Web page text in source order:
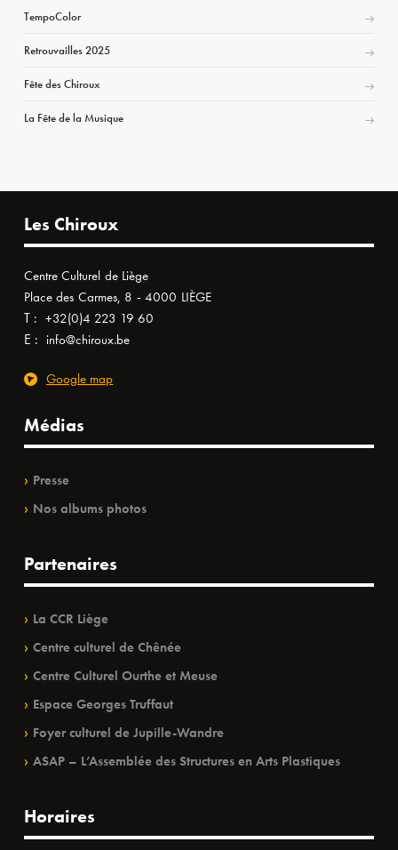
TempoColor
Retrouvailles 2025
Fête des Chiroux
La Fête de la Musique
Les Chiroux
Centre Culturel de Liège
Place des Carmes, 8 - 4000 LIÈGE
T : +32(0)4 223 19 60
E : info@chiroux.be
Google map
Médias
Presse
Nos albums photos
Partenaires
La CCR Liège
Centre culturel de Chênée
Centre Culturel Ourthe et Meuse
Espace Georges Truffaut
Foyer culturel de Jupille-Wandre
ASAP – L’Assemblée des Structures en Arts Plastiques
Horaires